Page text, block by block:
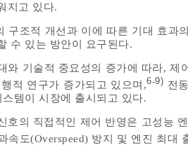
지고 있다.
구조적 개선과 이에 따른 기대 효
수 있는 방안이 요구된다.
와 기술적 중요성의 증가에 따라,
적 연구가 증가되고 있으며,6-9) 전
템이 시장에 출시되고 있다.
호의 직접적인 제어 반영은 고성능
속도(Overspeed) 방지 및 엔진 최대